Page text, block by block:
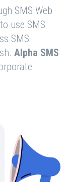
SMS Web
use SMS
SMS
Alpha SMS